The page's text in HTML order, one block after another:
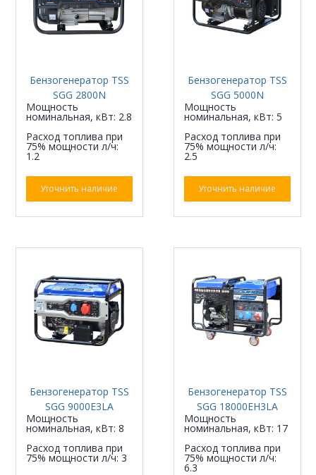
Бензогенератор TSS
SGG 2800N
Мощность
номинальная, кВт: 2.8
Расход топлива при
75% мощности л/ч:
1.2
Уточнить наличие
Бензогенератор TSS
SGG 5000N
Мощность
номинальная, кВт: 5
Расход топлива при
75% мощности л/ч:
2.5
Уточнить наличие
Бензогенератор TSS
SGG 9000E3LA
Мощность
номинальная, кВт: 8
Расход топлива при
75% мощности л/ч: 3
Бензогенератор TSS
SGG 18000EH3LA
Мощность
номинальная, кВт: 17
Расход топлива при
75% мощности л/ч:
6.3